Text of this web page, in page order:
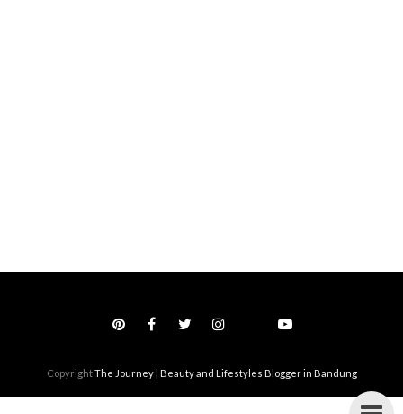
CopyrightThe Journey | Beauty and Lifestyles Blogger in Bandung